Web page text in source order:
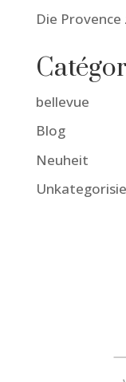
Die
bellevue
Blog
Neuheit